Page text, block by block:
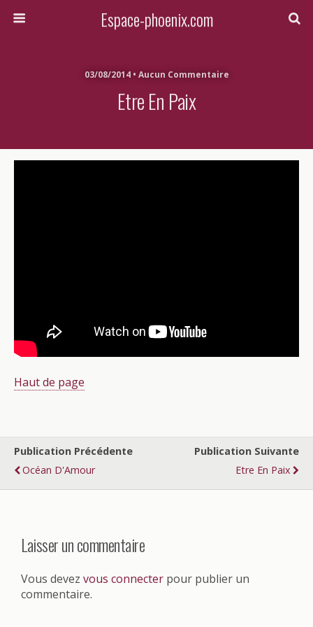
Espace-phoenix.com
03/08/2014 • Aucun Commentaire
Etre En Paix
Haut de page
Publication Précédente
Océan D'Amour
Publication Suivante
Etre En Paix
Laisser un commentaire
Vous devez vous connecter pour publier un
commentaire.